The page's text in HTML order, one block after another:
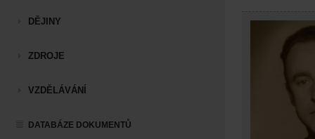
DĚJINY
ZDROJE
VZDĚLÁVÁNÍ
DATABÁZE DOKUMENTŮ